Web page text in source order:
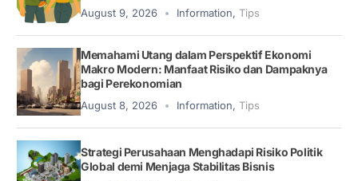
August 9, 2026 Information, Tips
Memahami Utang dalam Perspektif Ekonomi
Makro Modern: Manfaat Risiko dan Dampaknya
bagi Perekonomian
August 8, 2026 Information, Tips
Strategi Perusahaan Menghadapi Risiko Politik
Global demi Menjaga Stabilitas Bisnis